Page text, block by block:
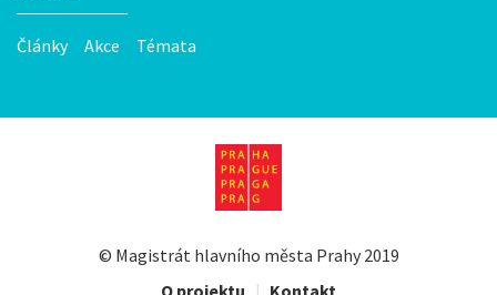
Články Akce Témata
© Magistrát hlavního města Prahy2019
O projektu | Kontakt